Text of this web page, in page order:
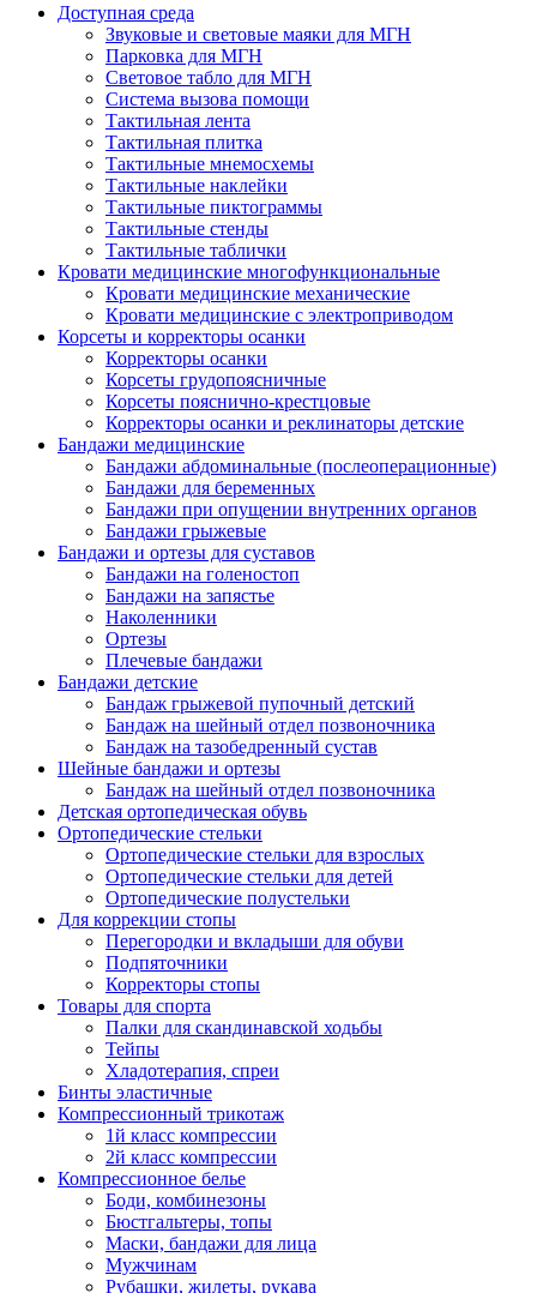
Доступная среда
Звуковые и световые маяки для МГН
Парковка для МГН
Световое табло для МГН
Система вызова помощи
Тактильная лента
Тактильная плитка
Тактильные мнемосхемы
Тактильные наклейки
Тактильные пиктограммы
Тактильные стенды
Тактильные таблички
Кровати медицинские многофункциональные
Кровати медицинские механические
Кровати медицинские с электроприводом
Корсеты и корректоры осанки
Корректоры осанки
Корсеты грудопоясничные
Корсеты пояснично-крестцовые
Корректоры осанки и реклинаторы детские
Бандажи медицинские
Бандажи абдоминальные (послеоперационные)
Бандажи для беременных
Бандажи при опущении внутренних органов
Бандажи грыжевые
Бандажи и ортезы для суставов
Бандажи на голеностоп
Бандажи на запястье
Наколенники
Ортезы
Плечевые бандажи
Бандажи детские
Бандаж грыжевой пупочный детский
Бандаж на шейный отдел позвоночника
Бандаж на тазобедренный сустав
Шейные бандажи и ортезы
Бандаж на шейный отдел позвоночника
Детская ортопедическая обувь
Ортопедические стельки
Ортопедические стельки для взрослых
Ортопедические стельки для детей
Ортопедические полустельки
Для коррекции стопы
Перегородки и вкладыши для обуви
Подпяточники
Корректоры стопы
Товары для спорта
Палки для скандинавской ходьбы
Тейпы
Хладотерапия, спреи
Бинты эластичные
Компрессионный трикотаж
1й класс компрессии
2й класс компрессии
Компрессионное белье
Боди, комбинезоны
Бюстгальтеры, топы
Маски, бандажи для лица
Мужчинам
Рубашки, жилеты, рукава